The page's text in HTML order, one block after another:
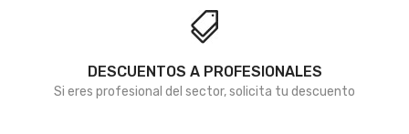
DESCUENTOS A PROFESIONALES
Si eres profesional del sector, solicita tu descuento